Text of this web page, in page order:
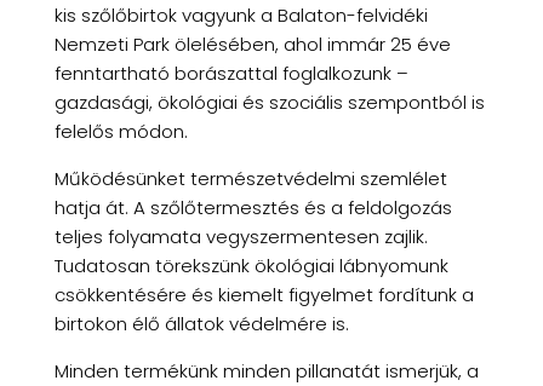
kis szőlőbirtok vagyunk a Balaton-felvidéki
Nemzeti Park ölelésében, ahol immár 25 éve
fenntartható borászattal foglalkozunk –
gazdasági, ökológiai és szociális szempontból is
felelős módon.
Működésünket természetvédelmi szemlélet
hatja át. A szőlőtermesztés és a feldolgozás
teljes folyamata vegyszermentesen zajlik.
Tudatosan törekszünk ökológiai lábnyomunk
csökkentésére és kiemelt figyelmet fordítunk a
birtokon élő állatok védelmére is.
Minden termékünk minden pillanatát ismerjük, a